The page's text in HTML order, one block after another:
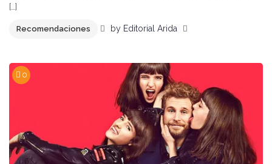
[…]
Recomendaciones by Editorial Arida
0